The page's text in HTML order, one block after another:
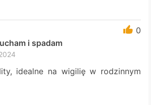
0
i spadam
idealne na wigilię w rodzinnym